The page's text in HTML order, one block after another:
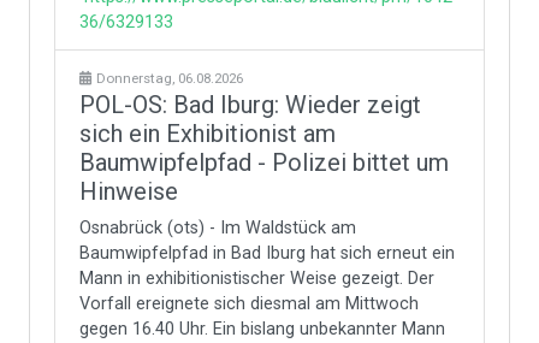
36/6329133
Donnerstag, 06.08.2026
POL-OS: Bad Iburg: Wieder zeigt
sich ein Exhibitionist am
Baumwipfelpfad - Polizei bittet um
Hinweise
Osnabrück (ots) - Im Waldstück am
Baumwipfelpfad in Bad Iburg hat sich erneut ein
Mann in exhibitionistischer Weise gezeigt. Der
Vorfall ereignete sich diesmal am Mittwoch
gegen 16.40 Uhr. Ein bislang unbekannter Mann